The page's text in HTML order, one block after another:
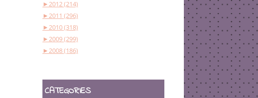
►2012 (214)
►2011 (296)
►2010 (318)
►2009 (299)
►2008 (186)
CATEGORIES